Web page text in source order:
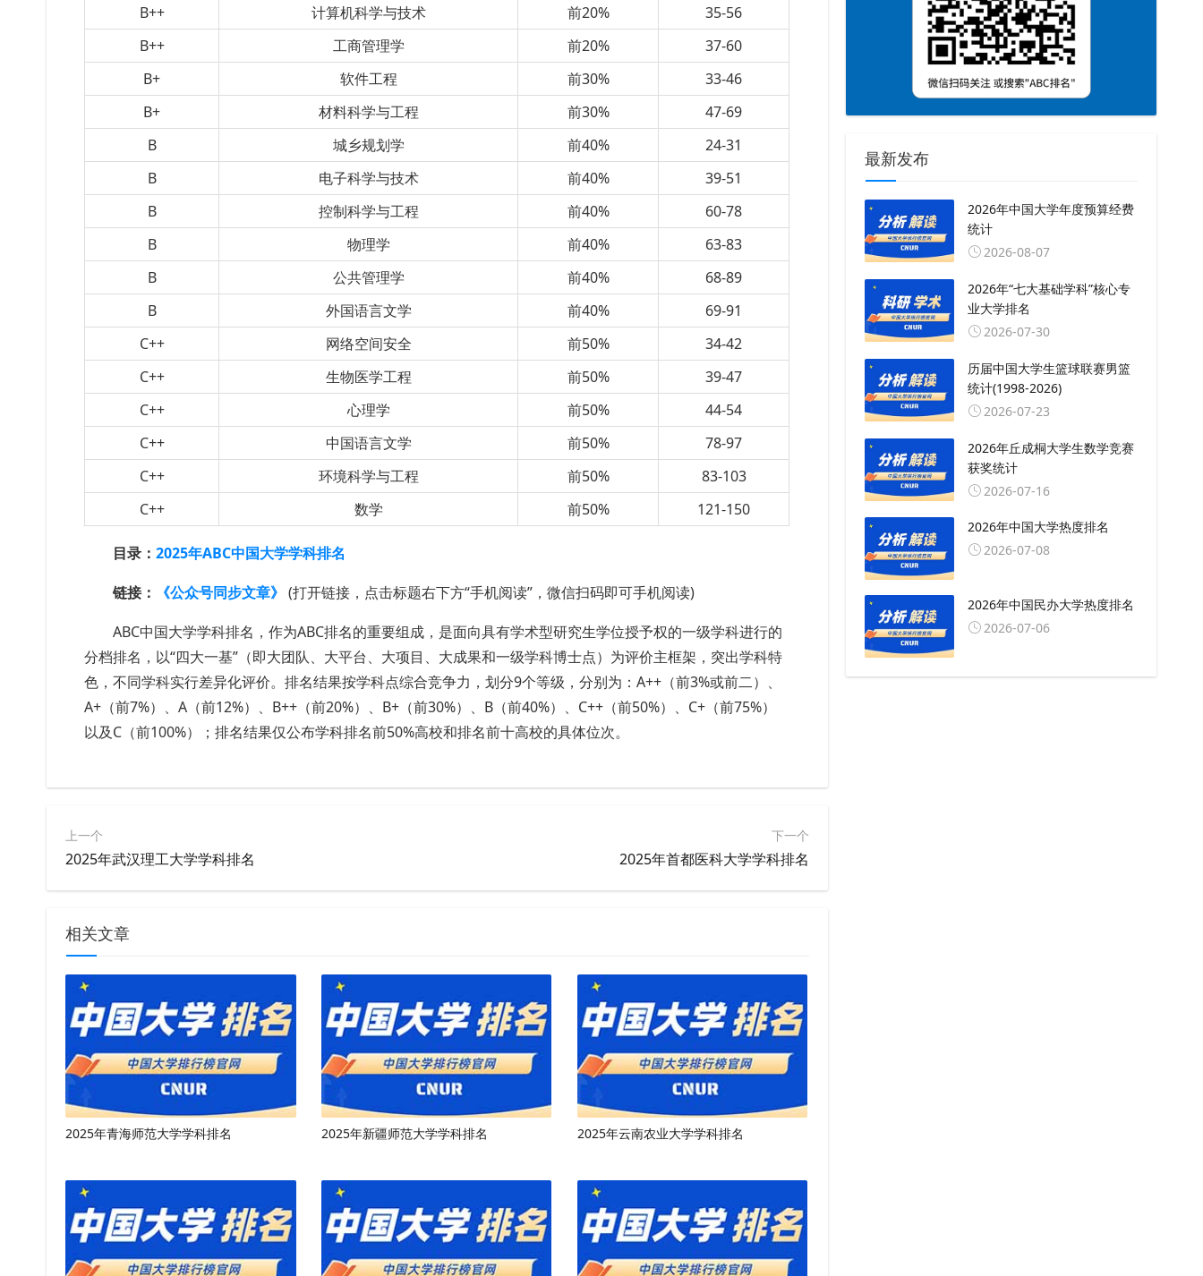
B++
计算机科学与技术 前20%
35-56
B++
工商管理学 前20%
37-60
B+
软件工程 前30%
33-46
B+
材料科学与工程 前30%
47-69
B
城乡规划学 前40%
24-31
B
电子科学与技术 前40%
39-51
B
控制科学与工程 前40%
60-78
B
物理学 前40%
63-83
B
公共管理学 前40%
68-89
B
外国语言文学 前40%
69-91
C++
网络空间安全 前50%
34-42
C++
生物医学工程 前50%
39-47
C++
心理学 前50%
44-54
C++
中国语言文学 前50%
78-97
C++
环境科学与工程 前50%
83-103
C++
数学 前50% 121-150
目录： 2025年ABC中国大学学科排名
链接：
《公众号同步文章》 (打开链接，点击标题右下方“手机阅读”，微信扫码即可手机阅读)
ABC中国大学学科排名，作为ABC排名的重要组成，是面向具有学术型研究生学位授予权的一级学科进行的
分档排名，以“四大一基”（即大团队、大平台、大项目、大成果和一级学科博士点）为评价主框架，突出学科特
色，不同学科实行差异化评价。排名结果按学科点综合竞争力，划分9个等级，分别为：A++（前3%或前二）、
A+（前7%）、A（前12%）、B++（前20%）、B+（前30%）、B（前40%）、C++（前50%）、C+（前75%）
以及C（前100%）；排名结果仅公布学科排名前50%高校和排名前十高校的具体位次。
上一个
2025年武汉理工大学学科排名
下一个
2025年首都医科大学学科排名
相关文章
2025年青海师范大学学科排名 2025年新疆师范大学学科排名 2025年云南农业大学学科排名
最新发布
2026年中国大学年度预算经费
统计
2026-08-07
2026年“七大基础学科”核心专
业大学排名
2026-07-30
历届中国大学生篮球联赛男篮
统计(1998-2026)
2026-07-23
2026年丘成桐大学生数学竞赛
获奖统计
2026-07-16
2026年中国大学热度排名
2026-07-08
2026年中国民办大学热度排名
2026-07-06